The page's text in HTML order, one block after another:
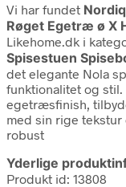
Vi har fundet
Røget Egetræ ø X
Likehome.dk i
Spisestuen
det elegante Nola
funktionalitet og
egetræsfinish,
med sin rige
robust
Yderlige
Produkt id: 13808